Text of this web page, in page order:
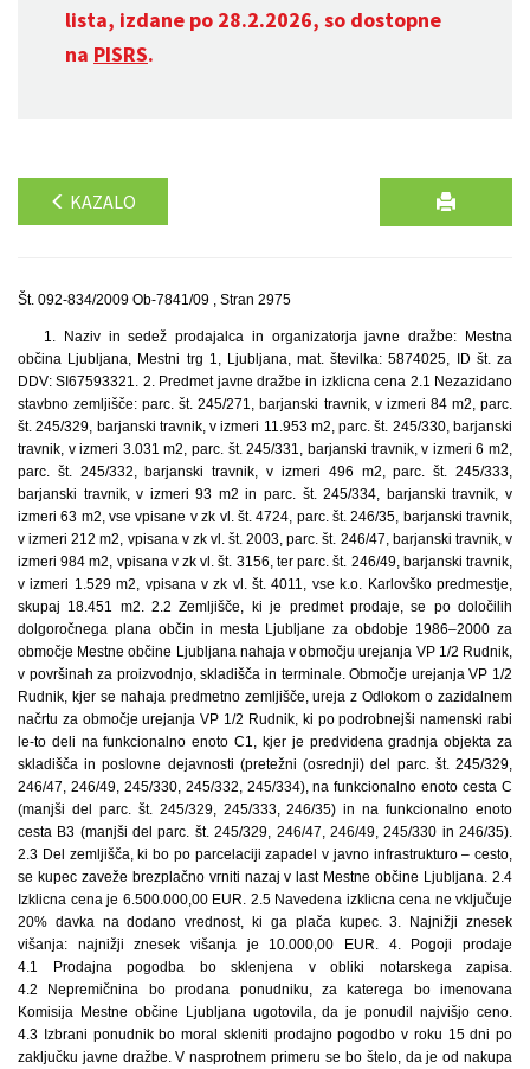
lista, izdane po 28.2.2026, so dostopne
na PISRS.
KAZALO
Št. 092-834/2009 Ob-7841/09 , Stran 2975
1. Naziv in sedež prodajalca in organizatorja javne dražbe: Mestna
občina Ljubljana, Mestni trg 1, Ljubljana, mat. številka: 5874025, ID št. za
DDV: SI67593321. 2. Predmet javne dražbe in izklicna cena 2.1 Nezazidano
stavbno zemljišče: parc. št. 245/271, barjanski travnik, v izmeri 84 m2, parc.
št. 245/329, barjanski travnik, v izmeri 11.953 m2, parc. št. 245/330, barjanski
travnik, v izmeri 3.031 m2, parc. št. 245/331, barjanski travnik, v izmeri 6 m2,
parc. št. 245/332, barjanski travnik, v izmeri 496 m2, parc. št. 245/333,
barjanski travnik, v izmeri 93 m2 in parc. št. 245/334, barjanski travnik, v
izmeri 63 m2, vse vpisane v zk vl. št. 4724, parc. št. 246/35, barjanski travnik,
v izmeri 212 m2, vpisana v zk vl. št. 2003, parc. št. 246/47, barjanski travnik, v
izmeri 984 m2, vpisana v zk vl. št. 3156, ter parc. št. 246/49, barjanski travnik,
v izmeri 1.529 m2, vpisana v zk vl. št. 4011, vse k.o. Karlovško predmestje,
skupaj 18.451 m2. 2.2 Zemljišče, ki je predmet prodaje, se po določilih
dolgoročnega plana občin in mesta Ljubljane za obdobje 1986–2000 za
območje Mestne občine Ljubljana nahaja v območju urejanja VP 1/2 Rudnik,
v površinah za proizvodnjo, skladišča in terminale. Območje urejanja VP 1/2
Rudnik, kjer se nahaja predmetno zemljišče, ureja z Odlokom o zazidalnem
načrtu za območje urejanja VP 1/2 Rudnik, ki po podrobnejši namenski rabi
le-to deli na funkcionalno enoto C1, kjer je predvidena gradnja objekta za
skladišča in poslovne dejavnosti (pretežni (osrednji) del parc. št. 245/329,
246/47, 246/49, 245/330, 245/332, 245/334), na funkcionalno enoto cesta C
(manjši del parc. št. 245/329, 245/333, 246/35) in na funkcionalno enoto
cesta B3 (manjši del parc. št. 245/329, 246/47, 246/49, 245/330 in 246/35).
2.3 Del zemljišča, ki bo po parcelaciji zapadel v javno infrastrukturo – cesto,
se kupec zaveže brezplačno vrniti nazaj v last Mestne občine Ljubljana. 2.4
Izklicna cena je 6.500.000,00 EUR. 2.5 Navedena izklicna cena ne vključuje
20% davka na dodano vrednost, ki ga plača kupec. 3. Najnižji znesek
višanja: najnižji znesek višanja je 10.000,00 EUR. 4. Pogoji prodaje
4.1 Prodajna pogodba bo sklenjena v obliki notarskega zapisa.
4.2 Nepremičnina bo prodana ponudniku, za katerega bo imenovana
Komisija Mestne občine Ljubljana ugotovila, da je ponudil najvišjo ceno.
4.3 Izbrani ponudnik bo moral skleniti prodajno pogodbo v roku 15 dni po
zaključku javne dražbe. V nasprotnem primeru se bo štelo, da je od nakupa